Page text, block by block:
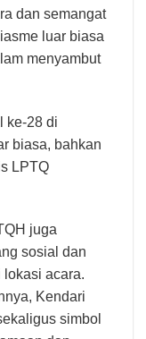
dan semangat
luar biasa
menyambut
ke-28 di
biasa, bahkan
LPTQ
juga
sosial dan
lokasi acara.
Kendari
simbol